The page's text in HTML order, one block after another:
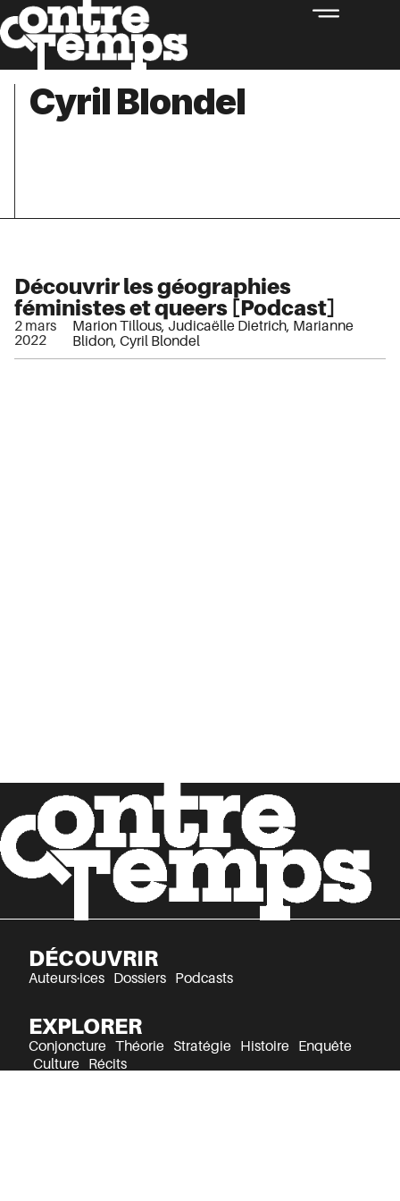
Cyril Blondel
Découvrir les géographies
féministes et queers [Podcast]
2 mars
2022
Marion Tillous, Judicaëlle Dietrich, Marianne
Blidon,Cyril Blondel
DÉCOUVRIR
Auteurs·ices Dossiers Podcasts
EXPLORER
Conjoncture Théorie Stratégie Histoire
Enquête
Culture
Récits